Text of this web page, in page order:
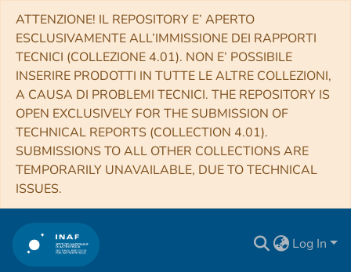
ATTENZIONE! IL REPOSITORY E’ APERTO
ESCLUSIVAMENTE ALL’IMMISSIONE DEI RAPPORTI
TECNICI (COLLEZIONE 4.01). NON E’ POSSIBILE
INSERIRE PRODOTTI IN TUTTE LE ALTRE COLLEZIONI,
A CAUSA DI PROBLEMI TECNICI. THE REPOSITORY IS
OPEN EXCLUSIVELY FOR THE SUBMISSION OF
TECHNICAL REPORTS (COLLECTION 4.01).
SUBMISSIONS TO ALL OTHER COLLECTIONS ARE
TEMPORARILY UNAVAILABLE, DUE TO TECHNICAL
ISSUES.
Log In